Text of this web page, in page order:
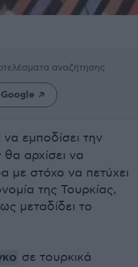
αναζήτησης
να εμποδίσει την
αρχίσει να
με στόχο να πετύχει
της Τουρκίας,
μεταδίδει το
σε τουρκικά